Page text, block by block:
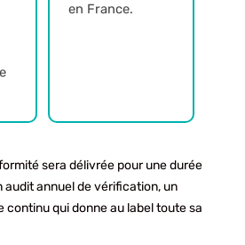
en France.
sera délivrée pour une durée
audit annuel de vérification, un
continu qui donne au label toute sa